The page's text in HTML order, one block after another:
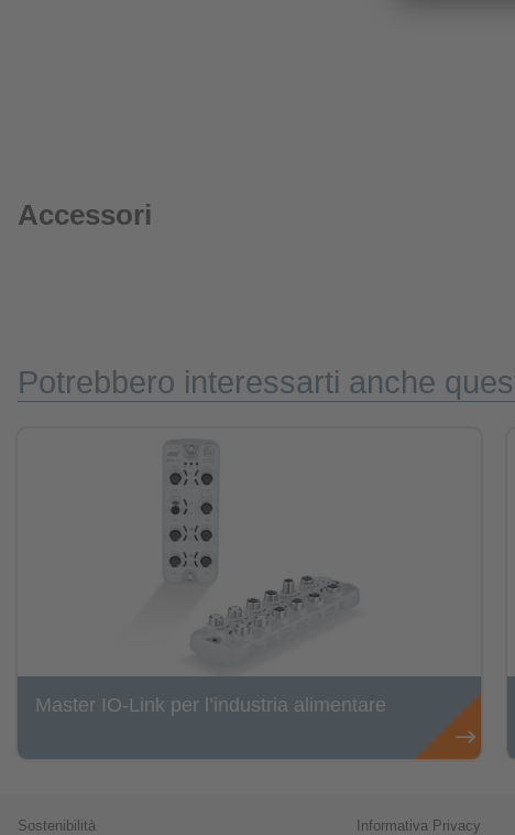
Accessori
Potrebbero interessarti anche
Master IO-Link per l’industria alimentare
Sostenibilità Informativa Privacy